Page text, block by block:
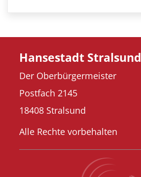
Hansestadt Stralsund
Der Oberbürgermeister
Postfach 2145
18408 Stralsund
Alle Rechte vorbehalten